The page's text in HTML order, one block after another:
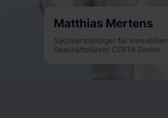
Matthias Mertens
Sachverständiger für Immobilien
Geschäftsführer CERTA GmbH